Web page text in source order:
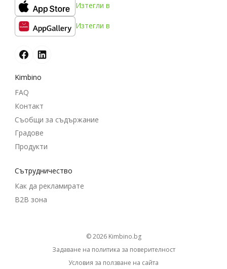
Изтегли в
Изтегли в
Kimbino
FAQ
Контакт
Съобщи за съдържание
Градове
Продукти
Cътрудничество
Как да рекламирате
B2B зона
© 2026 kimbino.bg
Задаване на политика за поверителност
Условия за ползване на сайта